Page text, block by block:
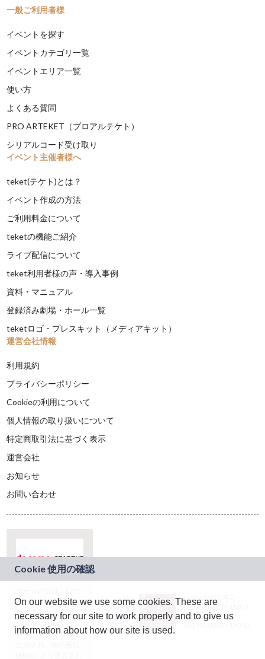
一般ご利用者様
イベントを探す
イベントカテゴリ一覧
イベントエリア一覧
使い方
よくある質問
PRO ARTEKET（プロアルテケト）
シリアルコード受け取り
イベント主催者様へ
teket(テケト)とは？
イベント作成の方法
ご利用料金について
teketの機能ご紹介
ライブ配信について
teket利用者様の声・導入事例
資料・マニュアル
登録済み劇場・ホール一覧
teketロゴ・プレスキット（メディアキット）
運営会社情報
利用規約
プライバシーポリシー
Cookieの利用について
個人情報の取り扱いについて
特定商取引法に基づく表示
運営会社
お知らせ
お問い合わせ
ドコモグループの新
規事業創出プログラ
ム「docomo
STARTUP」を通じて
JASRAC許諾番号：
9024936001Y45037
JASRAC許諾番号：
On our website we use some cookies. These are
necessary for our site to work properly and to give us
information about how our site is used.